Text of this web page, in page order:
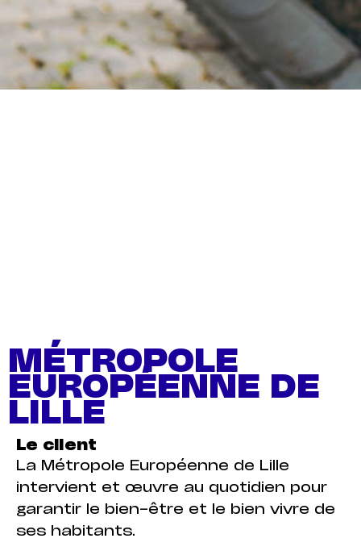
MÉTROPOLE
EUROPÉENNE DE
LILLE
Le client
La Métropole Européenne de Lille
intervient et œuvre au quotidien pour
garantir le bien-être et le bien vivre de
ses habitants.